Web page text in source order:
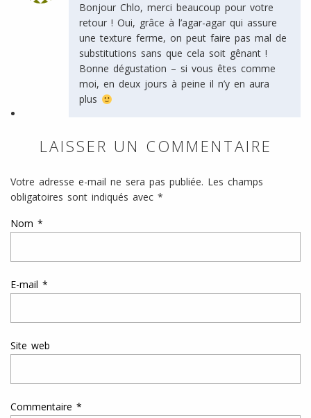
Bonjour Chlo, merci beaucoup pour votre
retour ! Oui, grâce à l’agar-agar qui assure
une texture ferme, on peut faire pas mal de
substitutions sans que cela soit gênant !
Bonne dégustation – si vous êtes comme
moi, en deux jours à peine il n’y en aura
plus
LAISSER UN COMMENTAIRE
Votre adresse e-mail ne sera pas publiée. Les champs
obligatoires sont indiqués avec *
Nom *
E-mail *
Site web
Commentaire *